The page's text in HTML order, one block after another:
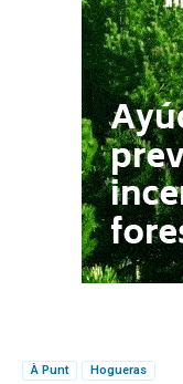
À Punt
Hogueras